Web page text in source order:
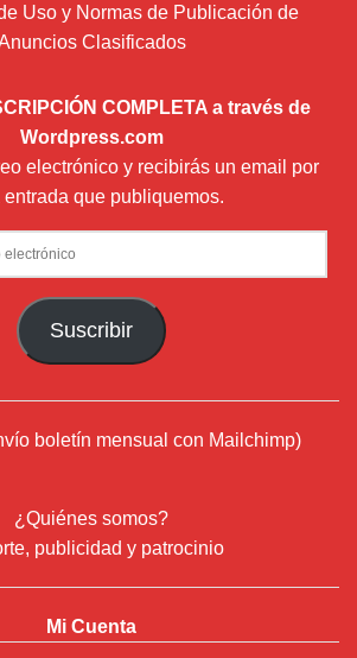
Uso y Normas de Publicación de
Clasificados
COMPLETA a través de
Wordpress.com
electrónico y recibirás un email por
entrada que publiquemos.
Suscribir
boletín mensual con Mailchimp)
¿Quiénes somos?
publicidad y patrocinio
Mi Cuenta